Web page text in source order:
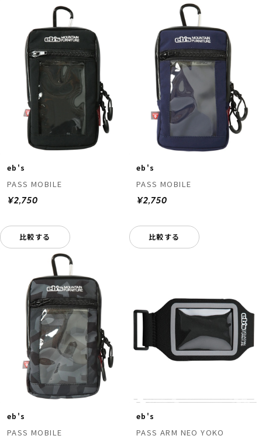
eb's
PASS MOBILE
¥2,750
比較する
eb's
PASS MOBILE
¥2,750
比較する
eb's
PASS MOBILE
eb's
PASS ARM NEO YOKO